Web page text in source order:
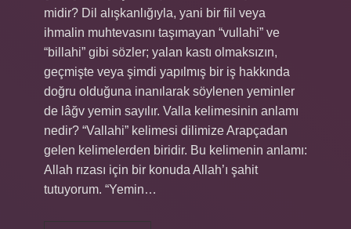
midir? Dil alışkanlığıyla, yani bir fiil veya
ihmalin muhtevasını taşımayan “vullahi” ve
“billahi” gibi sözler; yalan kastı olmaksızın,
geçmişte veya şimdi yapılmış bir iş hakkında
doğru olduğuna inanılarak söylenen yeminler
de lâğv yemin sayılır. Valla kelimesinin anlamı
nedir? “Vallahi” kelimesi dilimize Arapçadan
gelen kelimelerden biridir. Bu kelimenin anlamı:
Allah rızası için bir konuda Allah’ı şahit
tutuyorum. “Yemin…